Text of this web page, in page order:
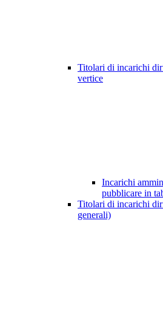
Titolari di incarichi
vertice
Incarichi
pubblicare in
Titolari di incarichi
generali)